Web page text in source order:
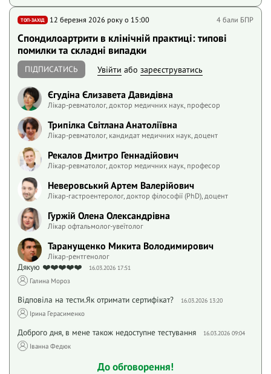
ТОП-ЗАХІД 12 березня 2026 року o 15:00 4 бали БПР
Спондилоартрити в клінічній практиці: типові
помилки та складні випадки
ПІДПИСАТИСЬ Увійти або зареєструватись
Єгудіна Єлизавета Давидівна
Лікар-ревматолог, доктор медичних наук, професор
Трипілка Світлана Анатоліївна
Лікар-ревматолог, кандидат медичних наук, доцент
Рекалов Дмитро Геннадійович
Лікар-ревматолог, доктор медичних наук, професор
Неверовський Артем Валерійович
Лікар-гастроентеролог, доктор філософії (PhD), доцент
Гуржій Олена Олександрівна
Лікар офтальмолог-увеїтолог
Таранущенко Микита Володимирович
Лікар-рентгенолог
Дякую ❤️❤️❤️❤️❤️ 16.03.2026 17:51
Галина Мороз
Відповіла на тести.Як отримати сертифікат? 16.03.2026 13:20
Ірина Герасименко
Доброго дня, в мене також недоступне тестування 16.03.2026 09:04
Іванна Федюк
До обговорення!